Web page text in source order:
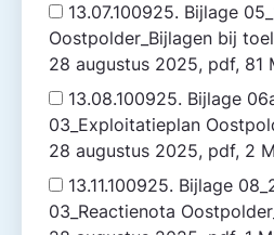
13.07.100925. Bijlage
Oostpolder_Bijlagen bij
28 augustus
13.08.100925. Bijlage
03_Exploitatieplan
28 augustus
13.11.100925. Bijlage
03_Reactienota